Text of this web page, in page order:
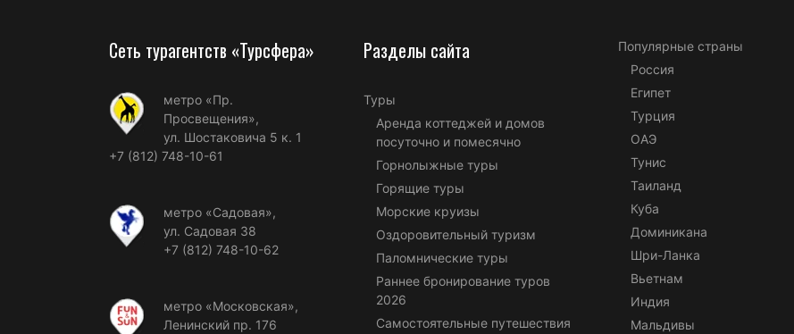
Сеть турагентств «Турсфера»
метро «Пр.
Просвещения»,
ул. Шостаковича 5 к. 1
+7 (812) 748-10-61
метро «Садовая»,
ул. Садовая 38
+7 (812) 748-10-62
метро «Московская»,
Ленинский пр. 176
Разделы сайта
Туры
Аренда коттеджей и домов
посуточно и помесячно
Горнолыжные туры
Горящие туры
Морские круизы
Оздоровительный туризм
Паломнические туры
Раннее бронирование туров
2026
Самостоятельные путешествия
Популярные страны
Россия
Египет
Турция
ОАЭ
Тунис
Таиланд
Куба
Доминикана
Шри-Ланка
Вьетнам
Индия
Мальдивы